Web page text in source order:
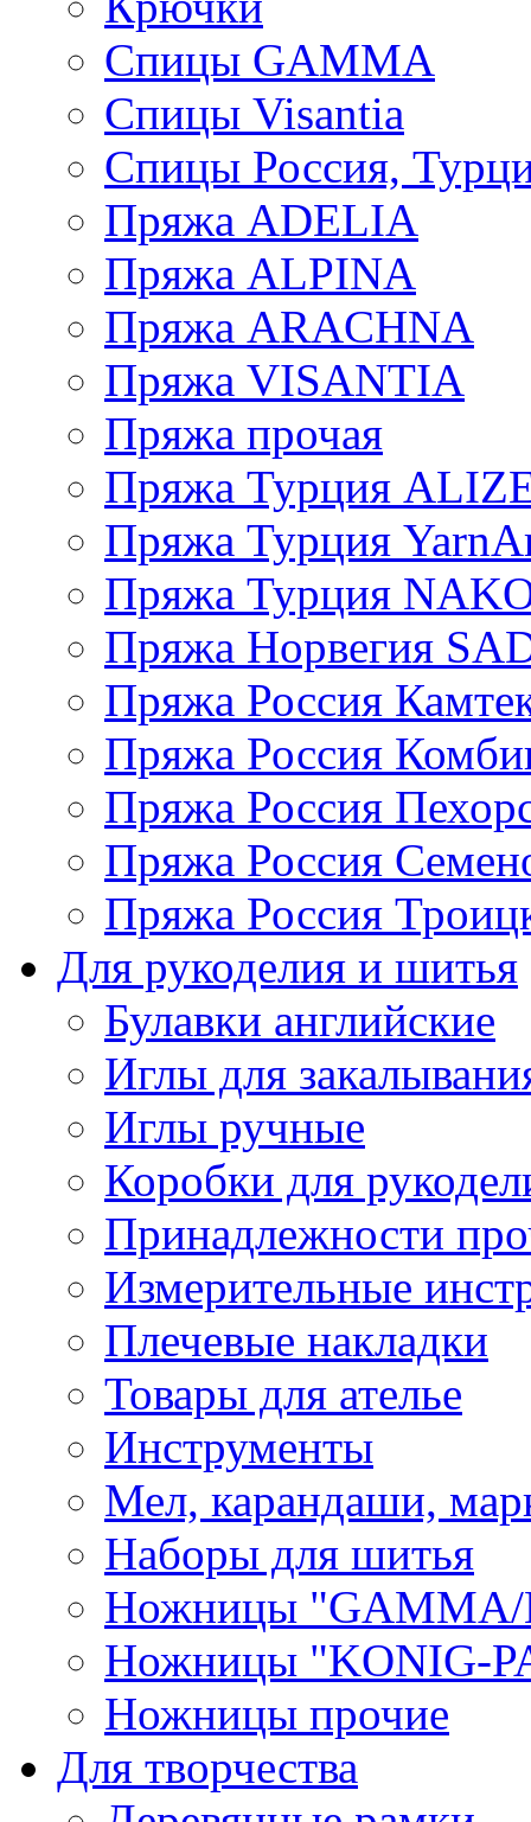
Спицы GAMMA
Спицы Visantia
Спицы Россия,
Пряжа ADELIA
Пряжа ALPINA
Пряжа ARACHNA
Пряжа VISANTIA
Пряжа прочая
Пряжа Турция
Пряжа Турция
Пряжа Турция
Пряжа Норвегия
Пряжа Россия
Пряжа Россия
Пряжа Россия
Пряжа Россия
Пряжа Россия
Для рукоделия и шитья
Булавки английские
Иглы для
Иглы ручные
Коробки для
Принадлежности
Измерительные
Плечевые накладки
Товары для ателье
Инструменты
Мел, карандаши,
Наборы для шитья
Ножницы "GAMMA/
Ножницы "KONIG-
Ножницы прочие
Для творчества